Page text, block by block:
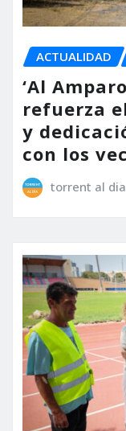
ACTUALIDAD
‘Al
refuerza
y
con los
torrent al dia